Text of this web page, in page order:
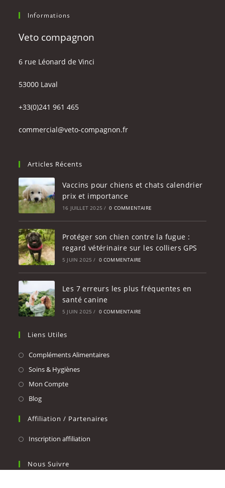
Informations
Veto compagnon
6 rue Léonard de Vinci
53000 Laval
+33(0)241 961 465
commercial@veto-compagnon.fr
Articles Récents
Vaccins pour chiens et chats calendrier
prix et importance
16 JUILLET 2025 / 0 COMMENTAIRE
Protéger son chien contre la fugue :
regard vétérinaire sur les colliers GPS
5 JUIN 2025 / 0 COMMENTAIRE
Les 7 erreurs les plus fréquentes en
santé canine
5 JUIN 2025 / 0 COMMENTAIRE
Liens Utiles
Compléments Alimentaires
Soins & Hygiènes
Mon Compte
Blog
Affiliation / Partenaires
Inscription affiliation
Nous Suivre